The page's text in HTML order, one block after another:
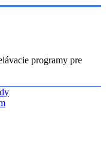
programy pre